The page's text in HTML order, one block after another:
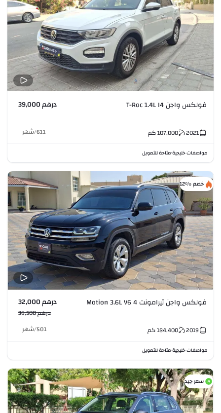
فولكس واجن T-Roc 1.4L I4 درهم 39,000
2021
107,000كم 611
/شهر
مواصفات خليجية•متاحة للتمويل
خصم %12
فولكس واجن تيرامونت 4 Motion 3.6L V6 درهم 32,000
درهم 36,500
2019
184,400كم 501
/شهر
مواصفات خليجية•متاحة للتمويل
سعر جيد